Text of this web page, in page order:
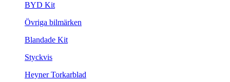
BYD Kit
Övriga bilmärken
Blandade Kit
Styckvis
Heyner Torkarblad